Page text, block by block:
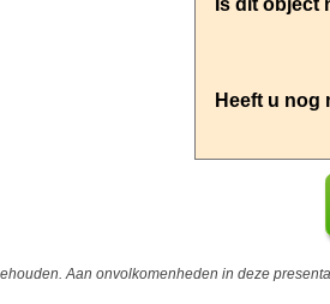
Aan onvolkomenheden in deze